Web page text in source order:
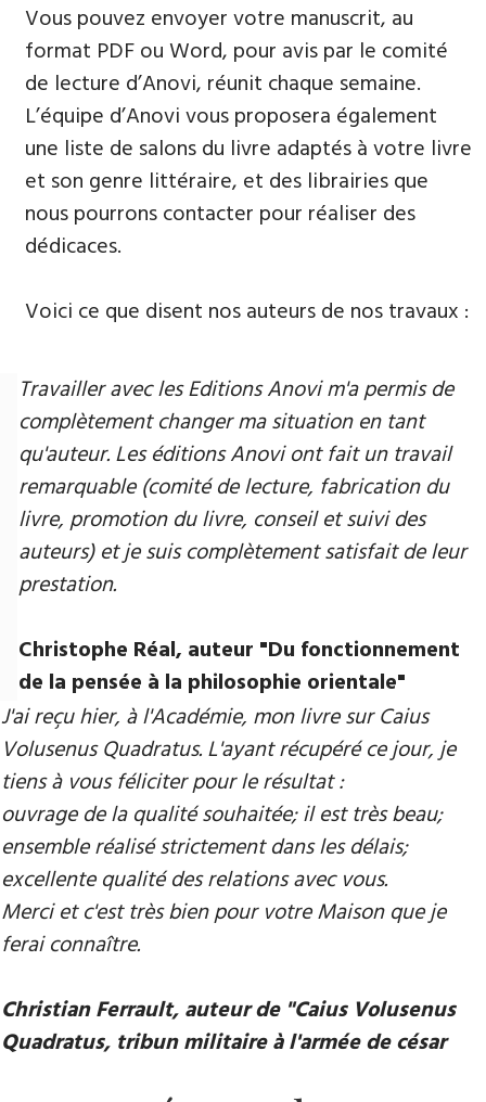
Vous pouvez envoyer votre manuscrit, au
format PDF ou Word, pour avis par le comité
de lecture d’Anovi, réunit chaque semaine.
L’équipe d’Anovi vous proposera également
une liste de salons du livre adaptés à votre livre
et son genre littéraire, et des librairies que
nous pourrons contacter pour réaliser des
dédicaces.
Voici ce que disent nos auteurs de nos travaux :
Travailler avec les Editions Anovi m'a permis de
complètement changer ma situation en tant
qu'auteur. Les éditions Anovi ont fait un travail
remarquable (comité de lecture, fabrication du
livre, promotion du livre, conseil et suivi des
auteurs) et je suis complètement satisfait de leur
prestation.
Christophe Réal, auteur ​"Du fonctionnement
de la pensée à la philosophie orientale"
J'ai reçu hier, à l'Académie, mon livre sur Caius
Volusenus Quadratus. L'ayant récupéré ce jour, je
tiens à vous féliciter pour le résultat :
ouvrage de la qualité souhaitée; il est très beau;
ensemble réalisé strictement dans les délais;
excellente qualité des relations avec vous.
Merci et c'est très bien pour votre Maison que je
ferai connaître.
Christian Ferrault, auteur de "Caius Volusenus
Quadratus, tribun militaire à l'armée de césar